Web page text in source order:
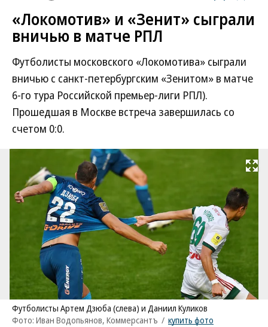
«Локомотив» и «Зенит» сыграли
вничью в матче РПЛ
Футболисты московского «Локомотива» сыграли
вничью с санкт-петербургским «Зенитом» в матче
6-го тура Российской премьер-лиги РПЛ).
Прошедшая в Москве встреча завершилась со
счетом 0:0.
Развернуть
Футболисты Артем Дзюба (слева) и Даниил Куликов
Фото: Иван Водопьянов, Коммерсантъ / купить фото